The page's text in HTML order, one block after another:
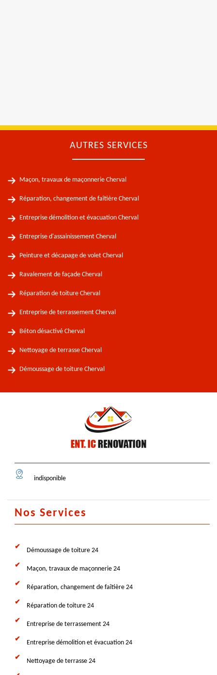
AUTRES SERVICES
Maçon, travaux de maçonnerie Cherval
Réparation, changement de faîtière Cherval
Entreprise démolition et évacuation Cherval
Entreprise d'assainissement Cherval
Peinture et décapage de volet Cherval
Ravalement de façade Cherval
Réparation de toiture Cherval
Entreprise de terrassement Cherval
Béton désactivé Cherval
Nettoyage de terrasse Cherval
Démoussage de toiture Cherval
indisponible
Nos Services
Démoussage de toiture 24
Maçon, travaux de maçonnerie 24
Réparation, changement de faîtière 24
Réparation de toiture 24
Entreprise de terrassement 24
Entreprise démolition et évacuation 24
Nettoyage de terrasse 24